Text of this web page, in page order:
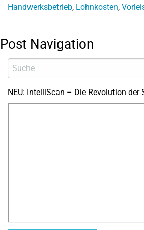
Handwerksbetrieb, Lohnkosten,
Post Navigation
NEU: IntelliScan – Die Revolution der